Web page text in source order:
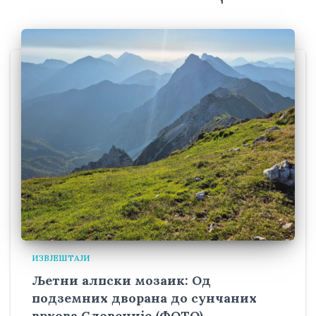
ИЗВЈЕШТАЈИ
Љетни алпски мозаик: Од
подземних дворана до сунчаних